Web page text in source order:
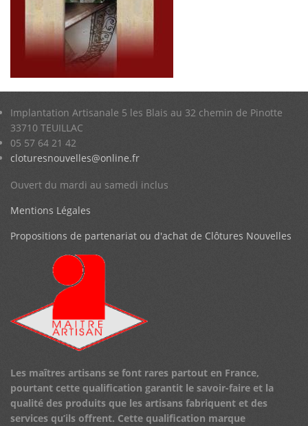
Implantation Artisanale 5 les Blais au 32 chemin de Pinotte
33710 TEUILLAC
05 57 64 21 42
cloturesnouvelles@online.fr
Ouvert du mardi au samedi inclus
Mentions Légales
Propositions de partenariat ou d'achat de Clôtures Nouvelles
Les maîtres artisans se font rares partout en France,
pourtant cette qualification garantit le savoir-faire et la
qualité des produits que les artisans fabriquent et des
services qu’ils offrent. Cette qualification marque